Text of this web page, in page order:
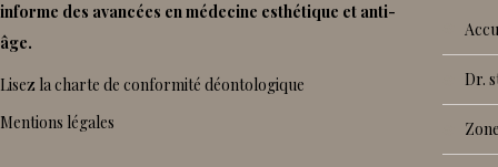
informe des avancées en médecine esthétique et anti-
âge.
Lisez la charte de conformité déontologique
Mentions légales
dr.